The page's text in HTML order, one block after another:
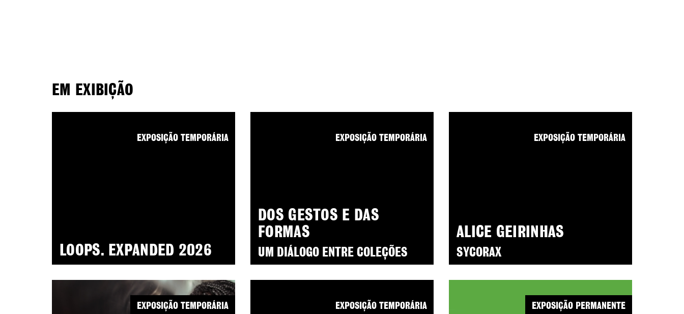
EM EXIBIÇÃO
LOOPS. EXPANDED 2026
EXPOSIÇÃO TEMPORÁRIA
DOS GESTOS E DAS
FORMAS
UM DIÁLOGO ENTRE COLEÇÕES
EXPOSIÇÃO TEMPORÁRIA
ALICE GEIRINHAS
SYCORAX
EXPOSIÇÃO TEMPORÁRIA
EXPOSIÇÃO TEMPORÁRIA EXPOSIÇÃO TEMPORÁRIA EXPOSIÇÃO PERMANENTE